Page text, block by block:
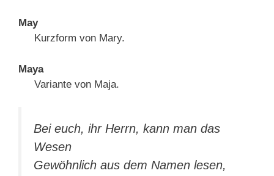
May
Kurzform von Mary.
Maya
Variante von Maja.
Bei euch, ihr Herrn, kann man das
Wesen
Gewöhnlich aus dem Namen lesen,